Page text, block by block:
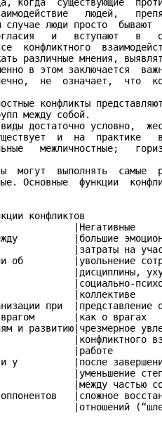
людей,
случае люди просто  бывают
и   вступают   в
конфликтного
различные мнения,
в этом заключается
не  означает,  что
конфликты
между собой.
достаточно условно,
и  на  практике
межличностные;
могут  выполнять  самые
Основные  функции
конфликтов
|большие
|затраты на
об         |увольнение
|дисциплины,
|социально-
|коллективе
при
врагом       |как о
и развитию|чрезмерное
|конфликтного
|работе
у          |после
|уменьшение
|между частью
оппонентов   |сложное
|отношений